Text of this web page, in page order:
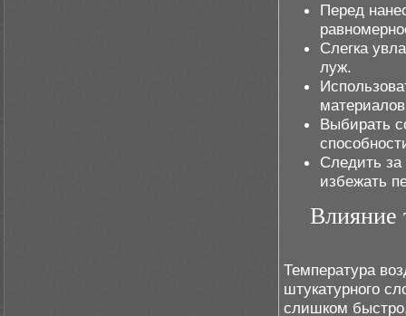
Перед
Слегка
луж.
Выбирать
Следить
избежать
Влияние
Температура
штукатурного
слишком